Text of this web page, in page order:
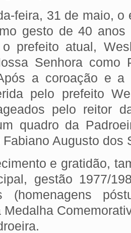
feira, 31 de maio, o
gesto de 40 anos
o prefeito atual,
Senhora como
a coroação e a
pelo prefeito
pelo reitor
quadro da
Augusto dos
e gratidão,
gestão 1977/
(homenagens
Medalha